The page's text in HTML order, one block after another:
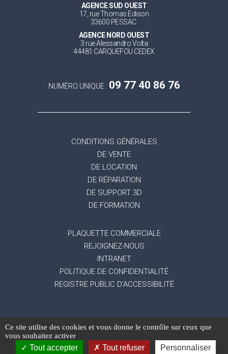
AGENCE SUD OUEST
17, rue Thomas Edison
33600 PESSAC
AGENCE NORD OUEST
3 rue Alessandro Volta
44481 CARQUEFOU CEDEX
NUMÉRO UNIQUE : 09 77 40 86 76
CONDITIONS GÉNÉRALES
DE VENTE
DE LOCATION
DE RÉPARATION
DE SUPPORT 3D
DE FORMATION
PLAQUETTE COMMERCIALE
REJOIGNEZ-NOUS
INTRANET
POLITIQUE DE CONFIDENTIALITÉ
REGISTRE PUBLIC D'ACCESSIBILITÉ
Mentions légales-Gestion des données
personnelles
site : Mediapilote
Ce site utilise des cookies et vous donne le contrôle sur ceux que
vous souhaitez activer
Tout accepter Tout refuser Personnaliser